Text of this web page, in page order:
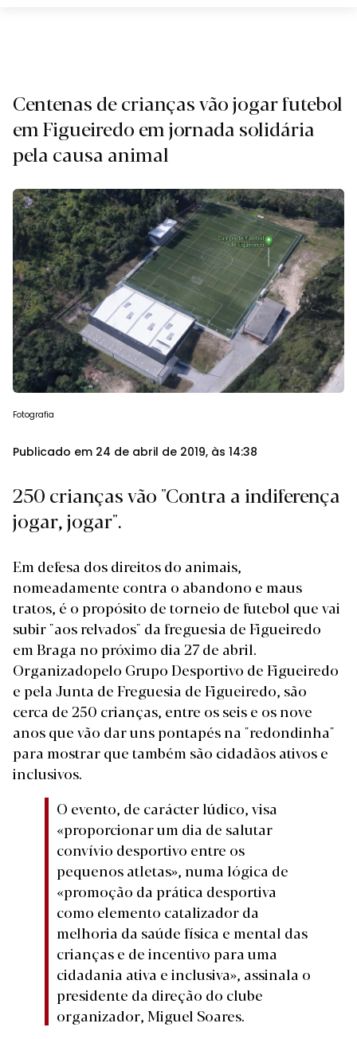
Centenas de crianças vão jogar futebol
em Figueiredo em jornada solidária
pela causa animal
Fotografia
Publicado em 24 de abril de 2019, às 14:38
250 crianças vão "Contra a indiferença
jogar, jogar".
Em defesa dos direitos do animais,
nomeadamente contra o abandono e maus
tratos, é o propósito de torneio de futebol que vai
subir "aos relvados" da freguesia de Figueiredo
em Braga no próximo dia 27 de abril.
Organizadopelo Grupo Desportivo de Figueiredo
e pela Junta de Freguesia de Figueiredo, são
cerca de 250 crianças, entre os seis e os nove
anos que vão dar uns pontapés na "redondinha"
para mostrar que também são cidadãos ativos e
inclusivos.
O evento, de carácter lúdico, visa
«proporcionar um dia de salutar
convívio desportivo entre os
pequenos atletas», numa lógica de
«promoção da prática desportiva
como elemento catalizador da
melhoria da saúde física e mental das
crianças e de incentivo para uma
cidadania ativa e inclusiva», assinala o
presidente da direção do clube
organizador, Miguel Soares.